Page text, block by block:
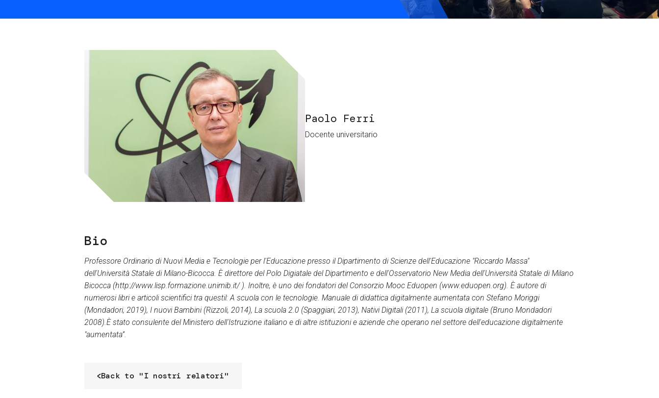
Services and accessibility
Contact us
Tickets
Paolo Ferri
Docente universitario
Bio
Professore Ordinario di Nuovi Media e Tecnologie per l'Educazione presso il Dipartimento di Scienze dell'Educazione "Riccardo Massa"
dell'Università Statale di Milano-Bicocca. È direttore del Polo Digiatale del Dipartimento e dell'Osservatorio New Media dell'Università Statale di Milano
Bicocca (http://www.lisp.formazione.unimib.it/ ). Inoltre, è uno dei fondatori del Consorzio Mooc Eduopen (www.eduopen.org). È autore di
numerosi libri e articoli scientifici tra questil: A scuola con le tecnologie. Manuale di didattica digitalmente aumentata con Stefano Moriggi
(Mondadori, 2019), I nuovi Bambini (Rizzoli, 2014), La scuola 2.0 (Spaggiari, 2013), Nativi Digitali (2011), La scuola digitale (Bruno Mondadori
2008).È stato consulente del Ministero dell'Istruzione italiano e di altre istituzioni e aziende che operano nel settore dell'educazione digitalmente
"aumentata”.
Back to "I nostri relatori"